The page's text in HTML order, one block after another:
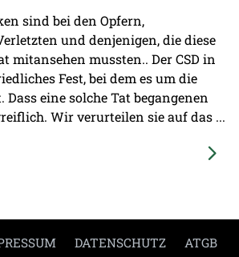
sind bei den Opfern,
und denjenigen, die diese
mitansehen mussten.. Der CSD in
Fest, bei dem es um die
Dass eine solche Tat begangenen
Wir verurteilen sie auf das ...
DATENSCHUTZ ATGB